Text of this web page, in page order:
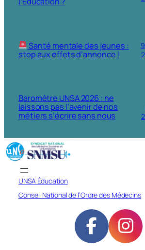
Santé mentale des jeunes :
stop aux effets d’annonce !
Baromètre UNSA 2026 : ne
laissons pas l’avenir de nos
métiers s’écrire sans nous
UNSA Éducation
Conseil National de l’Ordre des Médecins